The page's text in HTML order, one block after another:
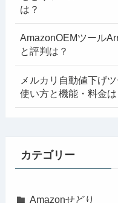
は？
AmazonOEMツール
と評判は？
メルカリ自動値下げ
使い方と機能・料金は
カテゴリー
Amazonせどり